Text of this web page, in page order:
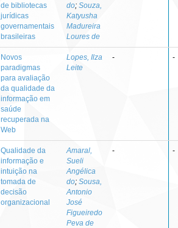
de bibliotecas
jurídicas
governamentais
brasileiras
do; Souza,
Katyusha
Madureira
Loures de
Novos
paradigmas
para avaliação
da qualidade da
informação em
saúde
recuperada na
Web
Lopes, Ilza
Leite
- -
Qualidade da
informação e
intuição na
tomada de
decisão
organizacional
Amaral,
Sueli
Angélica
do; Sousa,
Antonio
José
Figueiredo
Peva de
- -